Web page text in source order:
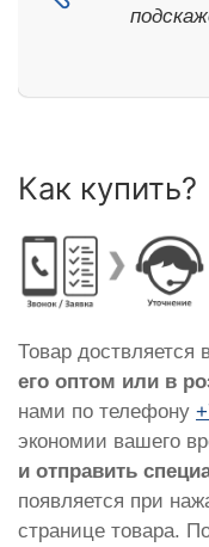
Как купить?
Товар доствляется
его оптом или в
нами по телефону
экономии вашего
и отправить
появляется при
странице товара.